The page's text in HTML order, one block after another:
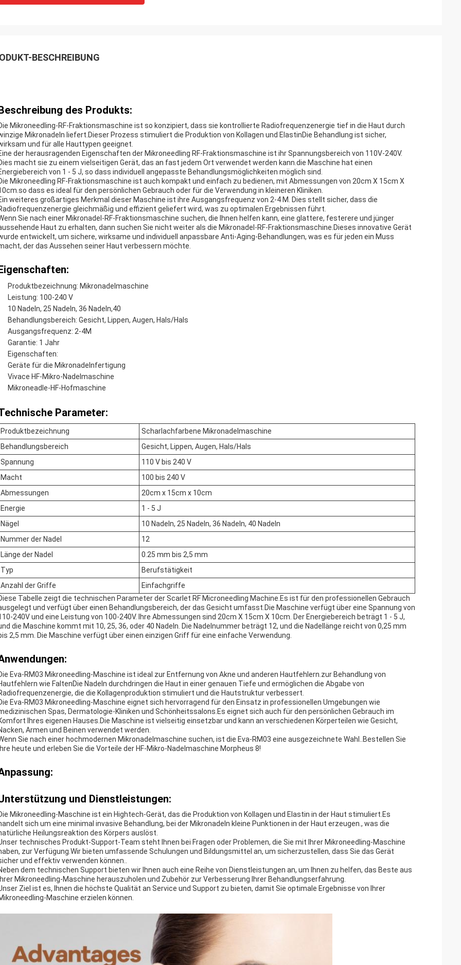
BESCHREIBUNG
des Produkts:
Mikroneedling-RF-Fraktionsmaschine ist so konzipiert, dass sie kontrollierte Radiofrequenzenergie tief in die Haut durch
Mikronadeln liefert.Dieser Prozess stimuliert die Produktion von Kollagen und ElastinDie Behandlung ist sicher,
und für alle Hauttypen geeignet.
der herausragenden Eigenschaften der Mikroneedling RF-Fraktionsmaschine ist ihr Spannungsbereich von 110V-240V.
macht sie zu einem vielseitigen Gerät, das an fast jedem Ort verwendet werden kann.die Maschine hat einen
von 1 - 5 J, so dass individuell angepasste Behandlungsmöglichkeiten möglich sind.
Mikroneedling RF-Fraktionsmaschine ist auch kompakt und einfach zu bedienen, mit Abmessungen von 20cm X 15cm X
dass es ideal für den persönlichen Gebrauch oder für die Verwendung in kleineren Kliniken.
weiteres großartiges Merkmal dieser Maschine ist ihre Ausgangsfrequenz von 2-4 M. Dies stellt sicher, dass die
gleichmäßig und effizient geliefert wird, was zu optimalen Ergebnissen führt.
Sie nach einer Mikronadel-RF-Fraktionsmaschine suchen, die Ihnen helfen kann, eine glattere, festerere und jünger
Haut zu erhalten, dann suchen Sie nicht weiter als die Mikronadel-RF-Fraktionsmaschine.Dieses innovative Gerät
entwickelt, um sichere, wirksame und individuell anpassbare Anti-Aging-Behandlungen, was es für jeden ein Muss
der das Aussehen seiner Haut verbessern möchte.
Produktbezeichnung: Mikronadelmaschine
Leistung: 100-240 V
10 Nadeln, 25 Nadeln, 36 Nadeln,40
Behandlungsbereich: Gesicht, Lippen, Augen, Hals/Hals
Ausgangsfrequenz: 2-4M
Garantie: 1 Jahr
Eigenschaften:
Geräte für die Mikronadelnfertigung
Vivace HF-Mikro-Nadelmaschine
Mikroneadle-HF-Hofmaschine
Parameter:
Produktbezeichnung
Scharlachfarbene Mikronadelmaschine
Behandlungsbereich
Gesicht, Lippen, Augen, Hals/Hals
Spannung
110 V bis 240 V
Macht
100 bis 240 V
Abmessungen
20cm x 15cm x 10cm
Energie
1 - 5 J
Nägel
10 Nadeln, 25 Nadeln, 36 Nadeln, 40 Nadeln
Nummer der Nadel
12
Länge der Nadel
0.25 mm bis 2,5 mm
Typ
Berufstätigkeit
Anzahl der Griffe
Einfachgriffe
Tabelle zeigt die technischen Parameter der Scarlet RF Microneedling Machine.Es ist für den professionellen Gebrauch
und verfügt über einen Behandlungsbereich, der das Gesicht umfasst.Die Maschine verfügt über eine Spannung von
240V und eine Leistung von 100-240V. Ihre Abmessungen sind 20cm X 15cm X 10cm. Der Energiebereich beträgt 1 - 5 J,
die Maschine kommt mit 10, 25, 36, oder 40 Nadeln. Die Nadelnummer beträgt 12, und die Nadellänge reicht von 0,25 mm
2,5 mm. Die Maschine verfügt über einen einzigen Griff für eine einfache Verwendung.
Eva-RM03 Mikroneedling-Maschine ist ideal zur Entfernung von Akne und anderen Hautfehlern.zur Behandlung von
wie FaltenDie Nadeln durchdringen die Haut in einer genauen Tiefe und ermöglichen die Abgabe von
die die Kollagenproduktion stimuliert und die Hautstruktur verbessert.
Eva-RM03 Mikroneedling-Maschine eignet sich hervorragend für den Einsatz in professionellen Umgebungen wie
Spas, Dermatologie-Kliniken und Schönheitssalons.Es eignet sich auch für den persönlichen Gebrauch im
Ihres eigenen Hauses.Die Maschine ist vielseitig einsetzbar und kann an verschiedenen Körperteilen wie Gesicht,
Armen und Beinen verwendet werden.
Sie nach einer hochmodernen Mikronadelmaschine suchen, ist die Eva-RM03 eine ausgezeichnete Wahl..Bestellen Sie
heute und erleben Sie die Vorteile der HF-Mikro-Nadelmaschine Morpheus 8!
und Dienstleistungen:
Mikroneedling-Maschine ist ein Hightech-Gerät, das die Produktion von Kollagen und Elastin in der Haut stimuliert.Es
sich um eine minimal invasive Behandlung, bei der Mikronadeln kleine Punktionen in der Haut erzeugen., was die
Heilungsreaktion des Körpers auslöst.
technisches Produkt-Support-Team steht Ihnen bei Fragen oder Problemen, die Sie mit Ihrer Mikroneedling-Maschine
zur Verfügung.Wir bieten umfassende Schulungen und Bildungsmittel an, um sicherzustellen, dass Sie das Gerät
und effektiv verwenden können..
dem technischen Support bieten wir Ihnen auch eine Reihe von Dienstleistungen an, um Ihnen zu helfen, das Beste aus
Mikroneedling-Maschine herauszuholen.und Zubehör zur Verbesserung Ihrer Behandlungserfahrung.
Ziel ist es, Ihnen die höchste Qualität an Service und Support zu bieten, damit Sie optimale Ergebnisse von Ihrer
Maschine erzielen können.